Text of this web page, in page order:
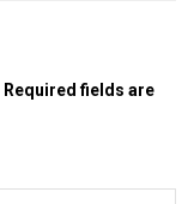
Required fields are